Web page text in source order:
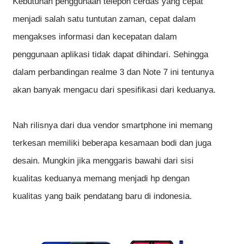
menjadi salah satu tuntutan zaman, cepat dalam
mengakses informasi dan kecepatan dalam
penggunaan aplikasi tidak dapat dihindari. Sehingga
dalam perbandingan realme 3 dan Note 7 ini tentunya
akan banyak mengacu dari spesifikasi dari keduanya.
Nah rilisnya dari dua vendor smartphone ini memang
terkesan memiliki beberapa kesamaan bodi dan juga
desain. Mungkin jika menggaris bawahi dari sisi
kualitas keduanya memang menjadi hp dengan
kualitas yang baik pendatang baru di indonesia.